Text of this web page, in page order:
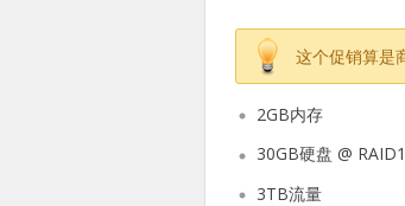
这个促销算是
2GB内存
30GB硬盘 @
3TB流量